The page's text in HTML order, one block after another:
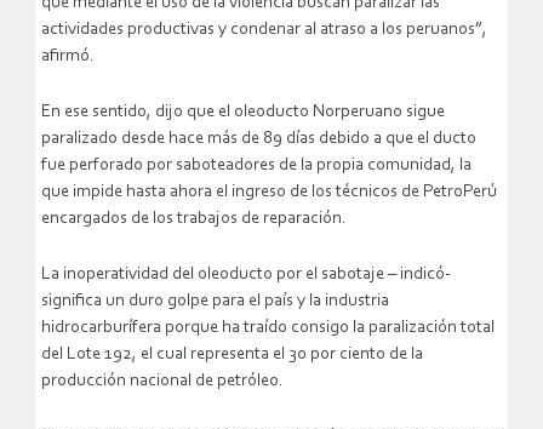
actividades productivas y condenar al atraso a los peruanos”,
afirmó.
En ese sentido, dijo que el oleoducto Norperuano sigue
paralizado desde hace más de 89 días debido a que el ducto
fue perforado por saboteadores de la propia comunidad, la
que impide hasta ahora el ingreso de los técnicos de PetroPerú
encargados de los trabajos de reparación.
La inoperatividad del oleoducto por el sabotaje – indicó-
significa un duro golpe para el país y la industria
hidrocarburífera porque ha traído consigo la paralización total
del Lote 192, el cual representa el 30 por ciento de la
producción nacional de petróleo.